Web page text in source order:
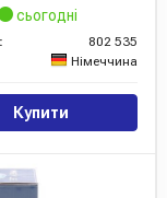
сьогодні
802 535
Німеччина
Купити